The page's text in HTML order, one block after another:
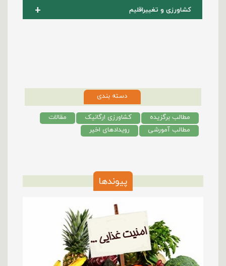
کشاورزی و تغییراقلیم +
دسته بندی
مطالب برگزیده
کشاورزی ارگانیک
مقالات
مطالب آمورشی
رویدادهای اخیر
پیوندها